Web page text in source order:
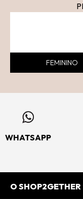
FEMININO
WHATSAPP
O SHOP2GETHER